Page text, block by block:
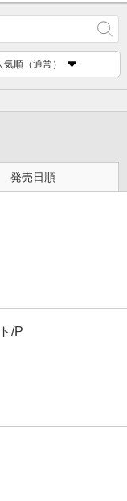
気順（通常）
発売日順
/P